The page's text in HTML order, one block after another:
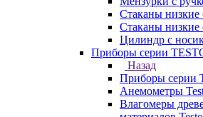
Стаканы низкие
Стаканы низкие
Цилиндр с
Приборы серии
Назад
Приборы серии
Анемометры
Влагомеры